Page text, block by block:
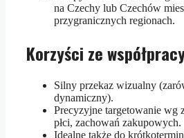
na Czechy lub Czechów
przygranicznych regionach.
Korzyści ze
Silny przekaz wizualny
dynamiczny).
Precyzyjne targetowanie wg
płci, zachowań zakupowych.
Idealne także do